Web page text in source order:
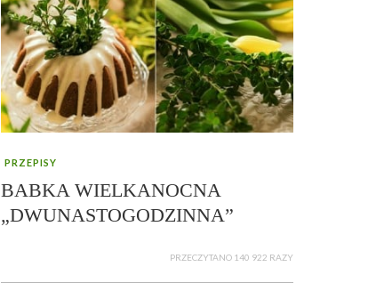
PRZEPISY
BABKA WIELKANOCNA
„DWUNASTOGODZINNA”
PRZECZYTANO 140 922 RAZY